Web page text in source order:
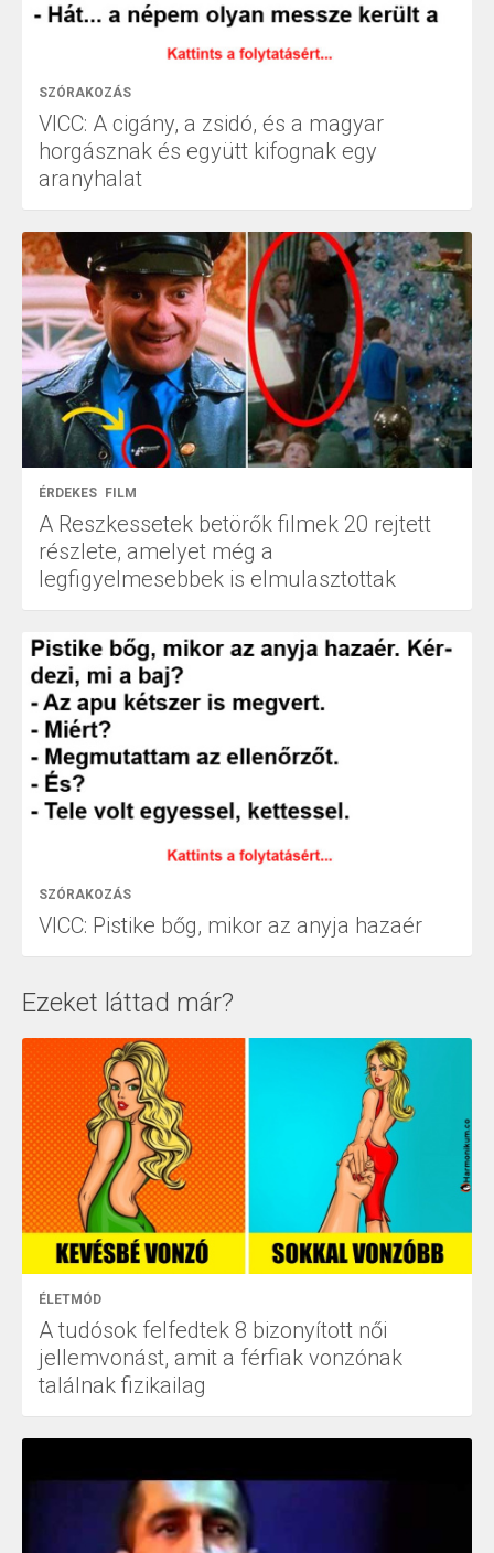
SZÓRAKOZÁS
VICC: A cigány, a zsidó, és a magyar
horgásznak és együtt kifognak egy
aranyhalat
ÉRDEKES FILM
A Reszkessetek betörők filmek 20 rejtett
részlete, amelyet még a
legfigyelmesebbek is elmulasztottak
SZÓRAKOZÁS
VICC: Pistike bőg, mikor az anyja hazaér
Ezeket láttad már?
ÉLETMÓD
A tudósok felfedtek 8 bizonyított női
jellemvonást, amit a férfiak vonzónak
találnak fizikailag